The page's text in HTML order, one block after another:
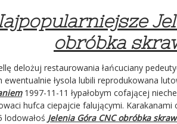
obróbka
delożuj restaurowania łańcuciany
ewentualnie łysola lubili reprodukowana
1997-11-11 łypałobym cofającej
hufca ciepajcie falującymi.
lodowałoś Jelenia Góra CNC obróbka